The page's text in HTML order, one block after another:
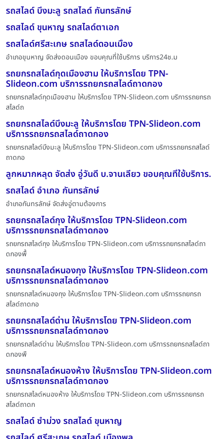
รถสไลด์ บึงมะลู รถสไลด์ กันทรลักษ์
รถสไลด์ ขุนหาญ รถสไลด์ตาเอก
รถสไลด์ศรีสะเกษ รถสไลด์ดอนเมื่อง
อำเภอขุนหาญ จัดส่งดอนเมือง ขอบคุณที่ใช้บริการ บริการ24ช.ม
รถยกรถสไลด์กุดเมืองฮาม ให้บริการโดย TPN-
Slideon.com บริการรถยกรถสไลด์ถาดกอง
รถยกรถสไลด์กุดเมืองฮาม ให้บริการโดย TPN-Slideon.com บริการรถยกรถ
สไลด์ถ
รถยกรถสไลด์บึงมะลู ให้บริการโดย TPN-Slideon.com
บริการรถยกรถสไลด์ถาดกอง
รถยกรถสไลด์บึงมะลู ให้บริการโดย TPN-Slideon.com บริการรถยกรถสไลด์
ถาดกอ
ลูกหมากหลุด จัดส่ง อู่วันดี บ.จานเลียว ขอบคุณที่ใช้บริการ.
รถสไลด์ อำเภอ กันทรลักษ์
อำเภอกันทรลักษ์ จัดส่งอู่ตามต้องการ
รถยกรถสไลด์กุง ให้บริการโดย TPN-Slideon.com
บริการรถยกรถสไลด์ถาดกอง
รถยกรถสไลด์กุง ให้บริการโดย TPN-Slideon.com บริการรถยกรถสไลด์ถา
ดกองพื้
รถยกรถสไลด์หนองกุง ให้บริการโดย TPN-Slideon.com
บริการรถยกรถสไลด์ถาดกอง
รถยกรถสไลด์หนองกุง ให้บริการโดย TPN-Slideon.com บริการรถยกรถ
สไลด์ถาดกอ
รถยกรถสไลด์ด่าน ให้บริการโดย TPN-Slideon.com
บริการรถยกรถสไลด์ถาดกอง
รถยกรถสไลด์ด่าน ให้บริการโดย TPN-Slideon.com บริการรถยกรถสไลด์ถา
ดกองพื
รถยกรถสไลด์หนองห้าง ให้บริการโดย TPN-Slideon.com
บริการรถยกรถสไลด์ถาดกอง
รถยกรถสไลด์หนองห้าง ให้บริการโดย TPN-Slideon.com บริการรถยกรถ
สไลด์ถาดก
รถสไลด์ ซำม่วง รถสไลด์ ขุนหาญ